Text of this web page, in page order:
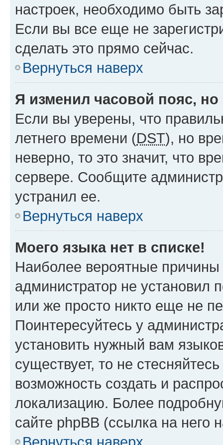
настроек, необходимо быть
Если вы все еще не
сделать это прямо сейчас.
Вернуться наверх
Я изменил часовой пояс,
Если вы уверены, что
летнего времени (DST), но
неверно, то это значит, что
сервере. Сообщите
устранил ее.
Вернуться наверх
Моего языка нет в списке!
Наиболее вероятные причины
администратор не установил
или же просто никто еще не
Поинтересуйтесь у
установить нужный вам
существует, то не
возможность создать и
локализацию. Более
сайте phpBB (ссылка на него
Вернуться наверх